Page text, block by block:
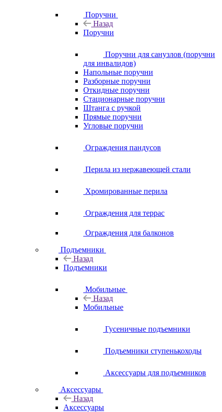
Поручни
Назад
Поручни
Поручни для санузлов (поручни
для инвалидов)
Напольные поручни
Разборные поручни
Откидные поручни
Стационарные поручни
Штанга с ручкой
Прямые поручни
Угловые поручни
Ограждения пандусов
Перила из нержавеющей стали
Хромированные перила
Ограждения для террас
Ограждения для балконов
Подъемники
Назад
Подъемники
Мобильные
Назад
Мобильные
Гусеничные подъемники
Подъемники ступенькоходы
Аксессуары для подъемников
Аксессуары
Назад
Аксессуары